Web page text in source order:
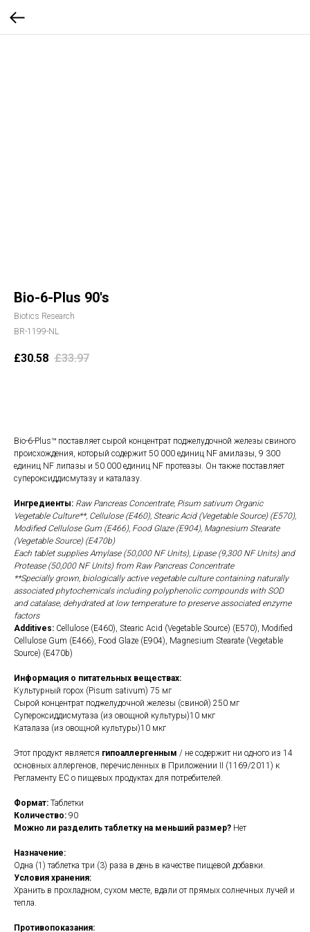
Bio-6-Plus 90's
Biotics Research
BR-1199-NL
£30.58 £33.97
Bio-6-Plus™ поставляет сырой концентрат поджелудочной железы свиного
происхождения, который содержит 50 000 единиц NF амилазы, 9 300
единиц NF липазы и 50 000 единиц NF протеазы. Он также поставляет
супероксиддисмутазу и каталазу.
Ингредиенты: Raw Pancreas Concentrate, Pisum sativum Organic
Vegetable Culture**, Cellulose (E460), Stearic Acid (Vegetable Source) (E570),
Modified Cellulose Gum (E466), Food Glaze (E904), Magnesium Stearate
(Vegetable Source) (E470b)
Each tablet supplies Amylase (50,000 NF Units), Lipase (9,300 NF Units) and
Protease (50,000 NF Units) from Raw Pancreas Concentrate
**Specially grown, biologically active vegetable culture containing naturally
associated phytochemicals including polyphenolic compounds with SOD
and catalase, dehydrated at low temperature to preserve associated enzyme
factors
Additives: Cellulose (E460), Stearic Acid (Vegetable Source) (E570), Modified
Cellulose Gum (E466), Food Glaze (E904), Magnesium Stearate (Vegetable
Source) (E470b)
Информация о питательных веществах:
Культурный горох (Pisum sativum) 75 мг
Сырой концентрат поджелудочной железы (свиной) 250 мг
Супероксиддисмутаза (из овощной культуры)10 мкг
Каталаза (из овощной культуры)10 мкг
Этот продукт является гипоаллергенным / не содержит ни одного из 14
основных аллергенов, перечисленных в Приложении II (1169/2011) к
Регламенту ЕС о пищевых продуктах для потребителей.
Формат: Таблетки
Количество: 90
Можно ли разделить таблетку на меньший размер? Нет
Назначение:
Одна (1) таблетка три (3) раза в день в качестве пищевой добавки.
Условия хранения:
Хранить в прохладном, сухом месте, вдали от прямых солнечных лучей и
тепла.
Противопоказания: